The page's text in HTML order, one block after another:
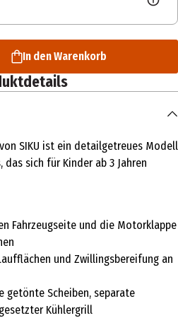
In den Warenkorb
SIKU ist ein detailgetreues Modell
sich für Kinder ab 3 Jahren
Fahrzeugseite und die Motorklappe
und Zwillingsbereifung an
getönte Scheiben, separate
Kühlergrill